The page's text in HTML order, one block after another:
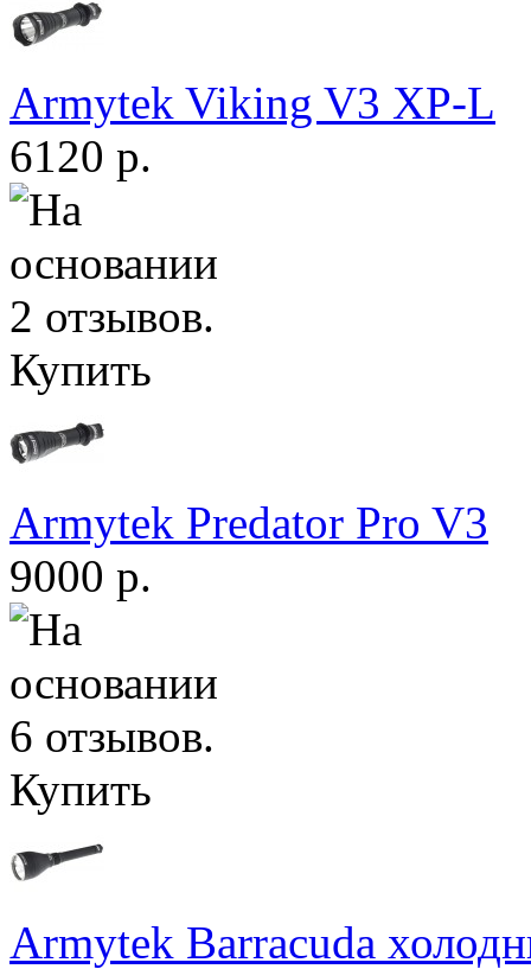
Armytek Viking V3 XP-L
6120 р.
Купить
Armytek Predator Pro V3
9000 р.
Купить
Armytek Barracuda